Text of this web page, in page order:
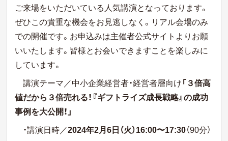
ご来場をいただいている人気講演となっております。
ぜひこの貴重な機会をお見逃しなく。リアル会場のみ
での開催です。お申込みは主催者公式サイトよりお願
いいたします。皆様とお会いできますことを楽しみに
しています。
講演テーマ／中小企業経営者・経営者層向け「３倍高
値だから３倍売れる！『ギフトライズ成長戦略』の成功
事例を大公開！」
・講演日時／2024年2月6日（火）16:00〜17:30（90分）